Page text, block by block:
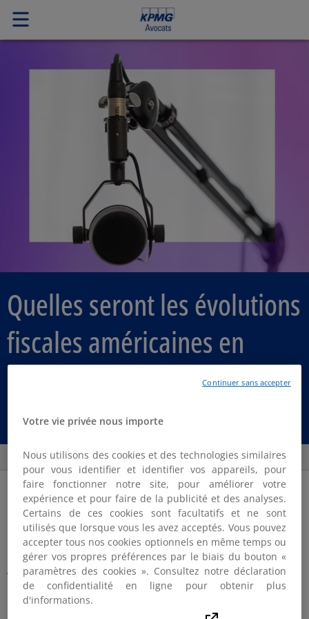
Quelles seront les évolutions
fiscales américaines en
2025 ?
🎧 Les Fiscales | Radio KPMG
Article Posted date
16 décembre 2024
Le 5 novembre 2024, Donald Trumpétait largement
réélu à la Présidence des Etats-Unis.
Aujourd'hui, dans cette édition spéciale USA, Radio
KPMG vous propose d'esquisser les évolutions
législatives et administratives susceptibles d'intervenir
Votre vie privée nous importe
Nous utilisons des cookies et des technologies similaires
pour vous identifier et identifier vos appareils, pour
faire fonctionner notre site, pour améliorer votre
expérience et pour faire de la publicité et des analyses.
Certains de ces cookies sont facultatifs et ne sont
utilisés que lorsque vous les avez acceptés. Vous pouvez
accepter tous nos cookies optionnels en même temps ou
gérer vos propres préférences par le biais du bouton «
paramètres des cookies ». Consultez notre déclaration
de confidentialité en ligne pour obtenir plus
d'informations.
Continuer sans accepter